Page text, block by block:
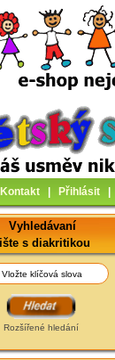
Kontakt Přihlásit
Vyhledávaní
s diakritikou
Rozšířené hledání